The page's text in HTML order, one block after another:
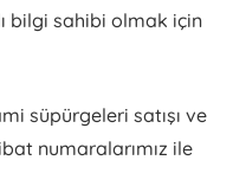
bilgi sahibi olmak için
süpürgeleri satışı ve
numaralarımız ile